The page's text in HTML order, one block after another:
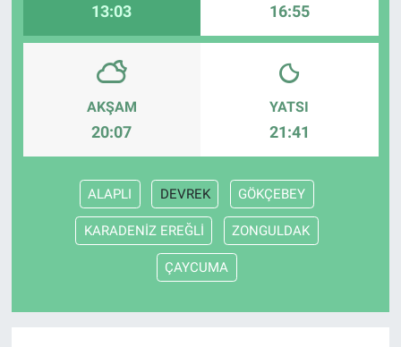
13:03 16:55
AKŞAM
20:07
YATSI
21:41
ALAPLI DEVREK GÖKÇEBEY
KARADENİZ EREĞLİ ZONGULDAK
ÇAYCUMA
Astroloji-Rüya